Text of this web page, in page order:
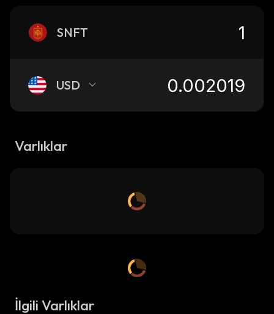
SNFT
USD
Varlıklar
İlgili Varlıklar